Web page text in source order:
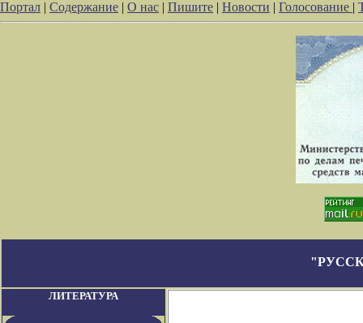
Портал | Содержание | О нас | Пишите | Новости | Голосование |
ЛИТЕРАТУРА